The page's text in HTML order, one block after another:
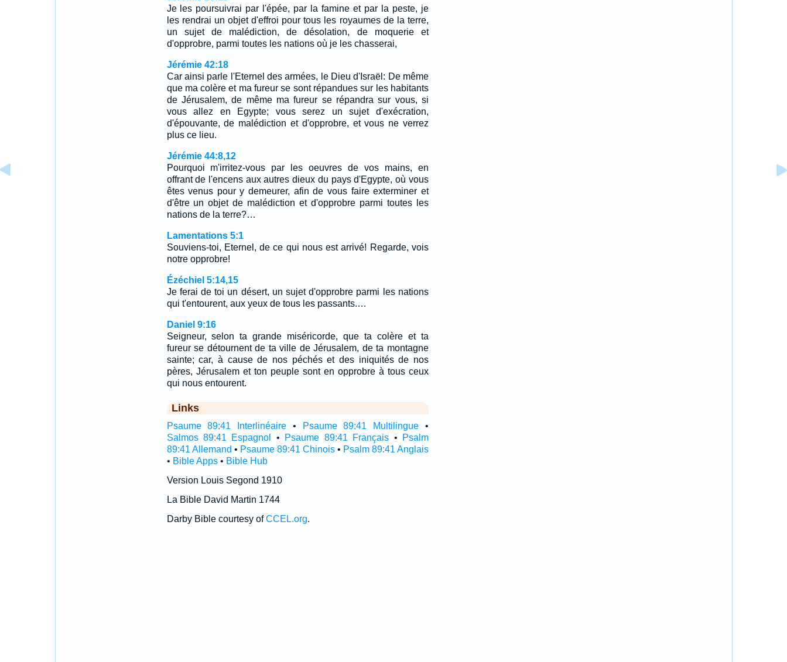
Je les poursuivrai par l'épée, par la famine et par la peste, je
les rendrai un objet d'effroi pour tous les royaumes de la terre,
un sujet de malédiction, de désolation, de moquerie et
d'opprobre, parmi toutes les nations où je les chasserai,
Jérémie 42:18
Car ainsi parle l'Eternel des armées, le Dieu d'Israël: De même
que ma colère et ma fureur se sont répandues sur les habitants
de Jérusalem, de même ma fureur se répandra sur vous, si
vous allez en Egypte; vous serez un sujet d'exécration,
d'épouvante, de malédiction et d'opprobre, et vous ne verrez
plus ce lieu.
Jérémie 44:8,12
Pourquoi m'irritez-vous par les oeuvres de vos mains, en
offrant de l'encens aux autres dieux du pays d'Egypte, où vous
êtes venus pour y demeurer, afin de vous faire exterminer et
d'être un objet de malédiction et d'opprobre parmi toutes les
nations de la terre?…
Lamentations 5:1
Souviens-toi, Eternel, de ce qui nous est arrivé! Regarde, vois
notre opprobre!
Ézéchiel 5:14,15
Je ferai de toi un désert, un sujet d'opprobre parmi les nations
qui t'entourent, aux yeux de tous les passants.…
Daniel 9:16
Seigneur, selon ta grande miséricorde, que ta colère et ta
fureur se détournent de ta ville de Jérusalem, de ta montagne
sainte; car, à cause de nos péchés et des iniquités de nos
pères, Jérusalem et ton peuple sont en opprobre à tous ceux
qui nous entourent.
Links
Psaume 89:41 Interlinéaire • Psaume 89:41 Multilingue •
Salmos 89:41 Espagnol
• Psaume 89:41 Français •
Psalm
89:41 Allemand • Psaume 89:41 Chinois• Psalm 89:41 Anglais
• Bible Apps• Bible Hub
Version Louis Segond 1910
La Bible David Martin 1744
Darby Bible courtesy ofCCEL.org.